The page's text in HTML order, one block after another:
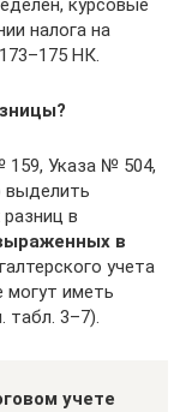
курсовые
налога на
НК.
Указа № 504,
в
в
учета
могут иметь
табл. 3–7).
учете